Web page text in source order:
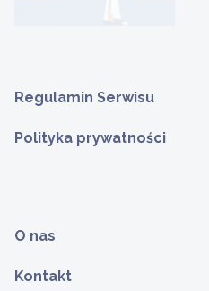
Regulamin Serwisu
Polityka prywatności
O nas
Kontakt